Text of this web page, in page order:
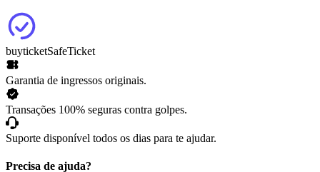
buyticketSafeTicket
Garantia de ingressos originais.
Transações 100% seguras contra golpes.
Suporte disponível todos os dias para te ajudar.
Precisa de ajuda?